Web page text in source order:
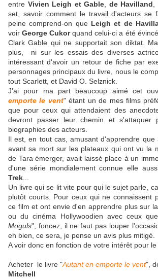
entre Vivien Leigh et Gable de Havilland
set, savoir comment le travail d'acteurs se
peine comprend-on que Leigh et de
voirGeorge Cukorquand celui-ci a été
Clark Gable qui ne supportait son diktat.
plus, ni sur les essais des diverses
intéressant d'avoir un retour de fiche par
personnages principaux du livre, nous le
tout Scarlett, et David O. Selznick.
J'ai pour ma part beaucoup aimé cet
emporte le vent" étant un de mes films
que pour ceux qui attendaient des
devront passer leur chemin et s'attaquer
biographies des acteurs.
Il est, en tout cas, amusant d'apprendre que
avant sa mort sur les plateaux qui ont vu la
de Tara émerger, avait laissé place à un
d'une série mondialement connue elle
Trek
Un livre qui se lit vite pour qui le sujet parle,
plutôt courts. Pour ceux qui ne connaissent
ce film et ont envie d'en apprendre plus sur
ou du cinéma Hollywoodien avec ceux
Moguls", foncez, il ne faut pas louper
eh bien, ce sera, je pense un avis plus mitigé.
A voir donc en fonction de votre intérêt pour le
Acheter le livre "Autant en emporte le vent",
Mitchell